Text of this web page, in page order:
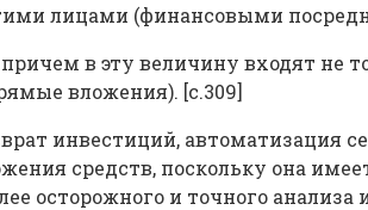
лицами (финансовыми
в эту величину входят не
вложения). [c.309]
инвестиций, автоматизация
средств, поскольку она
осторожного и точного анализа